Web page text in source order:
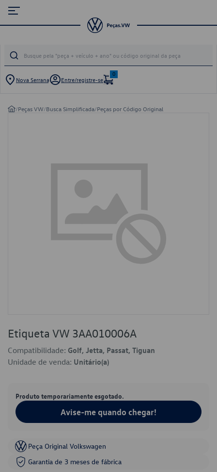
Nova Serrana Entre/registre-se
0
/Peças VW/Busca Simplificada/Peças por Código Original
Etiqueta VW 3AA010006A
Compatibilidade: Golf, Jetta, Passat, Tiguan
Unidade de venda: Unitário(a)
Produto temporariamente esgotado.
Avise-me quando chegar!
Peça Original Volkswagen
Garantia de 3 meses de fábrica